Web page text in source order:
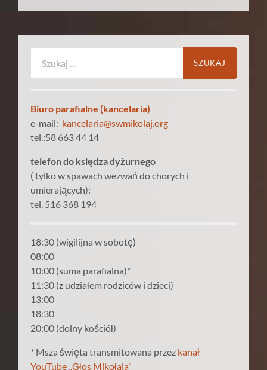
Biuro parafialne (kancelaria)
e-mail: kancelaria@swmikolaj.org
tel.:58 663 44 14
telefon do księdza dyżurnego
( tylko w spawach wezwań do chorych i
umierających):
tel. 516 368 194
18:30 (wigilijna w sobotę)
08:00
10:00 (suma parafialna)*
11:30 (z udziałem rodziców i dzieci)
13:00
18:30
20:00 (dolny kościół)
* Msza święta transmitowana przez kanał
YouTube „Głos Mikołaja”